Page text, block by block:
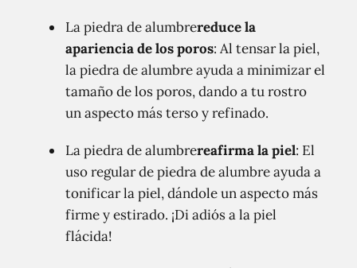
La piedra de alumbrereduce la
apariencia de los poros: Al tensar la piel,
la piedra de alumbre ayuda a minimizar el
tamaño de los poros, dando a tu rostro
un aspecto más terso y refinado.
La piedra de alumbrereafirma la piel: El
uso regular de piedra de alumbre ayuda a
tonificar la piel, dándole un aspecto más
firme y estirado. ¡Di adiós a la piel
flácida!